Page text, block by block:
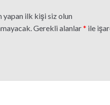
yapan ilk kişi siz olun
Gerekli alanlar* ile